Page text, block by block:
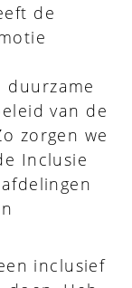
de
duurzame
van de
zorgen we
Inclusie
inclusief